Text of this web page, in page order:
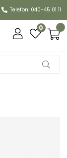
Telefon: 040-45 01 11
0